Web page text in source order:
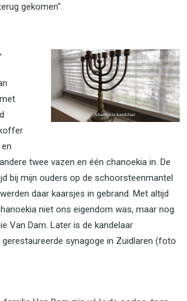
gekomen".
twee vazen en één chanoekia in. De
bij mijn ouders op de schoorsteenmantel
daar kaarsjes in gebrand. Met altijd
niet ons eigendom was, maar nog
Van Dam. Later is de kandelaar
synagoge in Zuidlaren (foto